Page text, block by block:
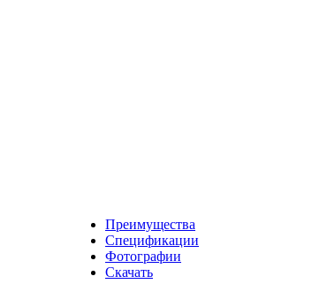
Преимущества
Спецификации
Фотографии
Скачать